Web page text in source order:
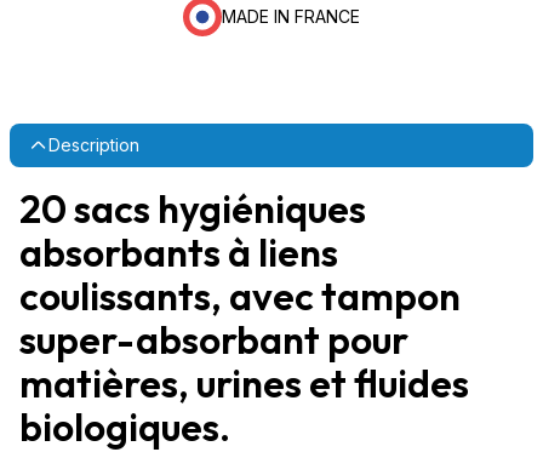
MADE IN FRANCE
Description
20 sacs hygiéniques
absorbants à liens
coulissants, avec tampon
super-absorbant pour
matières, urines et fluides
biologiques.